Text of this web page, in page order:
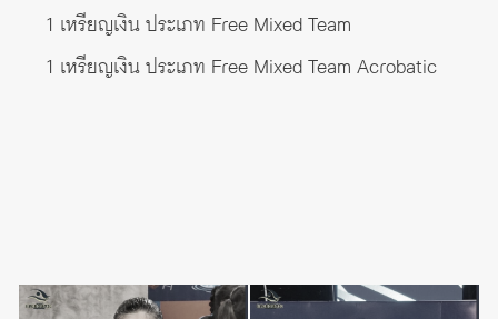
1 เหรียญเงิน ประเภท Free Mixed Team
1 เหรียญเงิน ประเภท Free Mixed Team Acrobatic